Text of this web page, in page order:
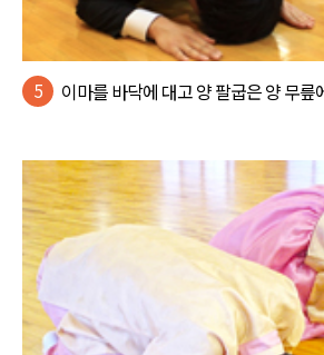
5 이마를 바닥에 대고 양 팔굽은 양 무릎